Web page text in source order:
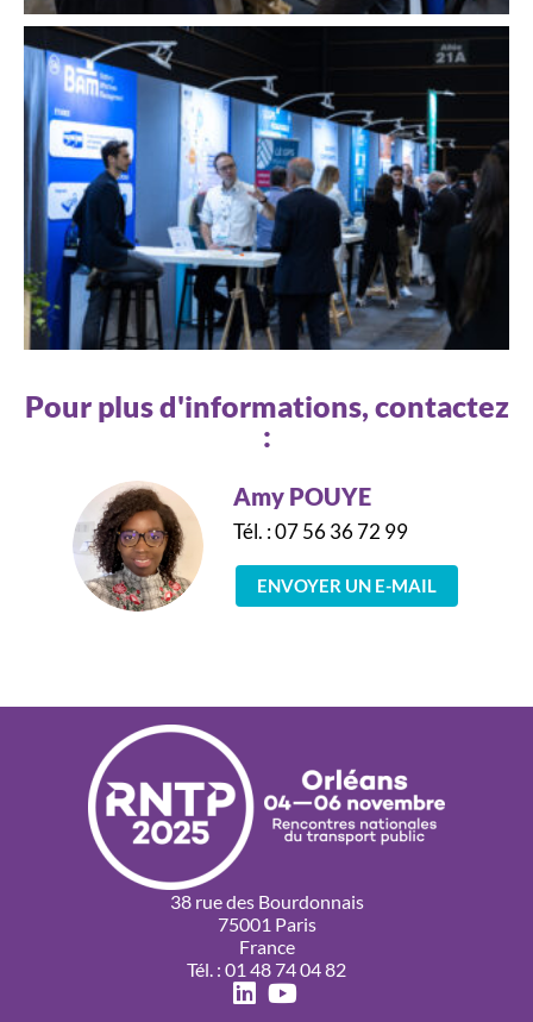
Pour plus d'informations, contactez
:
Amy POUYE
Tél. : 07 56 36 72 99
ENVOYER UN E-MAIL
38 rue des Bourdonnais
75001 Paris
France
Tél. : 01 48 74 04 82